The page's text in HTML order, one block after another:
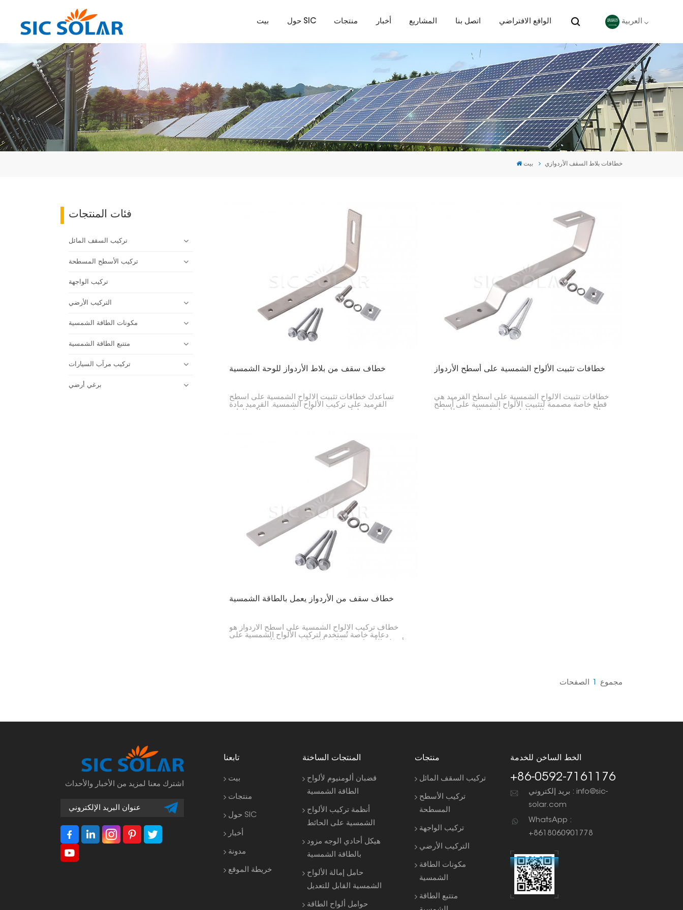
بيت حول SIC منتجات أخبار المشاريع اتصل بنا الواقع الافتراضي العربية
English
Deutsch
español
português
بيت خطافات بلاط السقف الأردوازي
فئات المنتجات
تركيب السقف المائل
تركيب الأسطح المسطحة
تركيب الواجهة
التركيب الأرضي
مكونات الطاقة الشمسية
متتبع الطاقة الشمسية
تركيب مرآب السيارات
برغي أرضي
خطاف سقف من بلاط الأردواز للوحة الشمسية
تساعدك خطافات تثبيت الألواح الشمسية على أسطح
القرميد على تركيب الألواح الشمسية. القرميد مادة
خطافات تثبيت الألواح الشمسية على أسطح الأردواز
خطافات تثبيت الألواح الشمسية على أسطح القرميد هي
قطع خاصة مصممة لتثبيت الألواح الشمسية على أسطح
خطاف سقف من الأردواز يعمل بالطاقة الشمسية
خطاف تركيب الألواح الشمسية على أسطح الأردواز هو
دعامة خاصة تُستخدم لتركيب الألواح الشمسية على
مجموع 1 الصفحات
اشترك معنا لمزيد من الأخبار والأحداث
تابعنا
بيت
منتجات
حول SIC
أخبار
مدونة
خريطة الموقع
المنتجات الساخنة
قضبان ألومنيوم لألواح
الطاقة الشمسية
أنظمة تركيب الألواح
الشمسية على الحائط
هيكل أحادي الوجه مزود
بالطاقة الشمسية
حامل إمالة الألواح
الشمسية القابل للتعديل
حوامل ألواح الطاقة
منتجات
تركيب السقف المائل
تركيب الأسطح
المسطحة
تركيب الواجهة
التركيب الأرضي
مكونات الطاقة
الشمسية
متتبع الطاقة
الخط الساخن للخدمة
+86-0592-7161176
بريد إلكتروني : info@sic-
solar.com
WhatsApp :
+8618060901778